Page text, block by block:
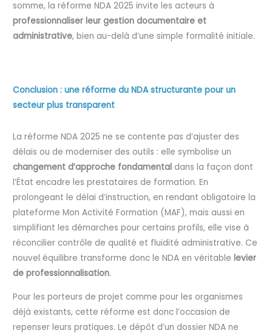
somme, la réforme NDA 2025 invite les acteurs à
professionnaliser leur gestion documentaire et
administrative, bien au-delà d’une simple formalité initiale.
Conclusion : une réforme du NDA structurante pour un
secteur plus transparent
La réforme NDA 2025 ne se contente pas d’ajuster des
délais ou de moderniser des outils : elle symbolise un
changement d’approche fondamental dans la façon dont
l’État encadre les prestataires de formation. En
prolongeant le délai d’instruction, en rendant obligatoire la
plateforme Mon Activité Formation (MAF), mais aussi en
simplifiant les démarches pour certains profils, elle vise à
réconcilier contrôle de qualité et fluidité administrative. Ce
nouvel équilibre transforme donc le NDA en véritablelevier
de professionnalisation.
Pour les porteurs de projet comme pour les organismes
déjà existants, cette réforme est donc l’occasion de
repenser leurs pratiques. Le dépôt d’un dossier NDA ne